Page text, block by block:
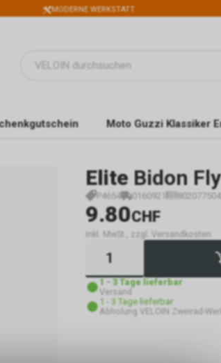
MODERNE WERKSTATT
Moto Guzzi Klassiker
Elite Bidon
P4654 0160921
9.80CHF
inkl. MwSt., zzgl. Versandkosten
1 - 3 Tage lieferbar
Versand
1 - 3 Tage lieferbar
Abholung VELOIN Zweirad-